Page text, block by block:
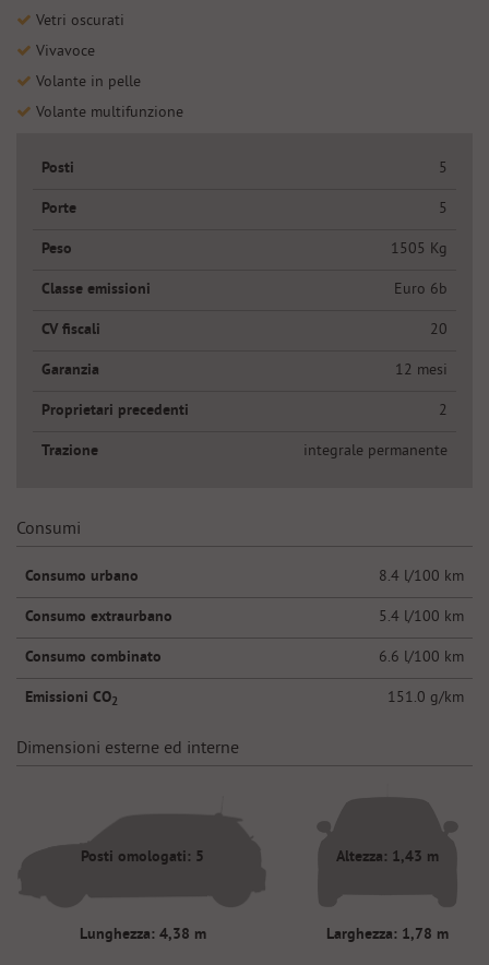
Vetri oscurati
Vivavoce
Volante in pelle
Volante multifunzione
Posti 5
Porte 5
Peso 1505 Kg
Classe emissioni Euro 6b
CV fiscali 20
Garanzia 12 mesi
Proprietari precedenti 2
Trazione integrale permanente
Consumi
Consumo urbano 8.4 l/100 km
Consumo extraurbano 5.4 l/100 km
Consumo combinato 6.6 l/100 km
Emissioni CO2 151.0 g/km
Dimensioni esterne ed interne
Posti omologati: 5
Lunghezza: 4,38 m
Altezza: 1,43 m
Larghezza: 1,78 m